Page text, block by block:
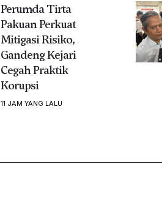
Perumda Tirta
Pakuan Perkuat
Mitigasi Risiko,
Gandeng Kejari
Cegah Praktik
Korupsi
11 JAM YANG LALU